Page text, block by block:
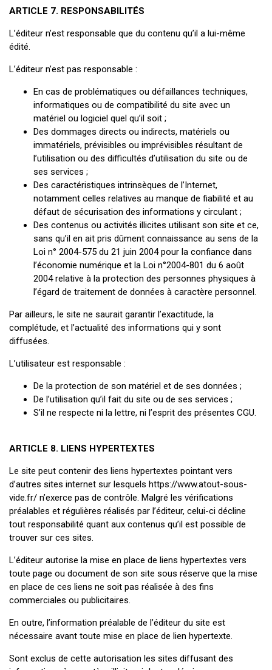
ARTICLE 7. RESPONSABILITÉS
L’éditeur n’est responsable que du contenu qu’il a lui-même
édité.
L’éditeur n’est pas responsable :
En cas de problématiques ou défaillances techniques,
informatiques ou de compatibilité du site avec un
matériel ou logiciel quel qu’il soit ;
Des dommages directs ou indirects, matériels ou
immatériels, prévisibles ou imprévisibles résultant de
l’utilisation ou des difficultés d’utilisation du site ou de
ses services ;
Des caractéristiques intrinsèques de l’Internet,
notamment celles relatives au manque de fiabilité et au
défaut de sécurisation des informations y circulant ;
Des contenus ou activités illicites utilisant son site et ce,
sans qu’il en ait pris dûment connaissance au sens de la
Loi n° 2004-575 du 21 juin 2004 pour la confiance dans
l’économie numérique et la Loi n°2004-801 du 6 août
2004 relative à la protection des personnes physiques à
l’égard de traitement de données à caractère personnel.
Par ailleurs, le site ne saurait garantir l’exactitude, la
complétude, et l’actualité des informations qui y sont
diffusées.
L’utilisateur est responsable :
De la protection de son matériel et de ses données ;
De l’utilisation qu’il fait du site ou de ses services ;
S’il ne respecte ni la lettre, ni l’esprit des présentes CGU.
ARTICLE 8. LIENS HYPERTEXTES
Le site peut contenir des liens hypertextes pointant vers
d’autres sites internet sur lesquels https://www.atout-sous-
vide.fr/ n’exerce pas de contrôle. Malgré les vérifications
préalables et régulières réalisés par l’éditeur, celui-ci décline
tout responsabilité quant aux contenus qu’il est possible de
trouver sur ces sites.
L’éditeur autorise la mise en place de liens hypertextes vers
toute page ou document de son site sous réserve que la mise
en place de ces liens ne soit pas réalisée à des fins
commerciales ou publicitaires.
En outre, l’information préalable de l’éditeur du site est
nécessaire avant toute mise en place de lien hypertexte.
Sont exclus de cette autorisation les sites diffusant des